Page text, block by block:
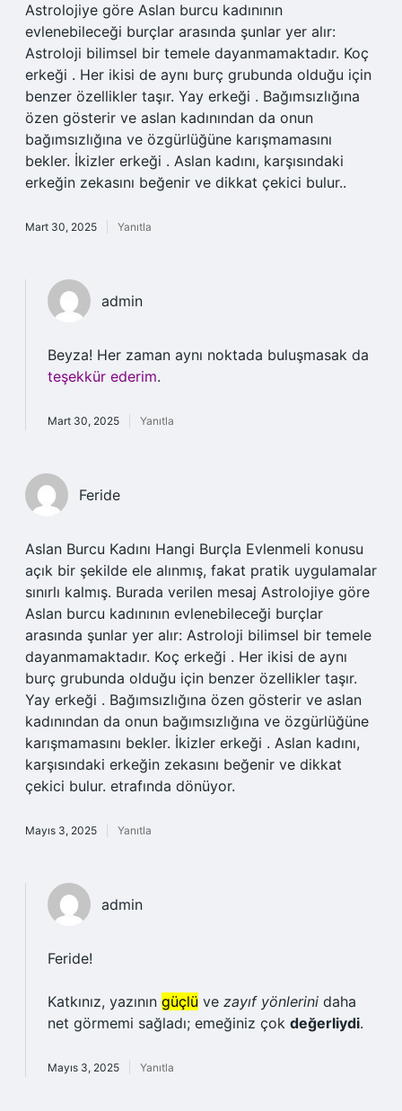
Astrolojiye göre Aslan burcu kadınının
evlenebileceği burçlar arasında şunlar yer alır:
Astroloji bilimsel bir temele dayanmamaktadır. Koç
erkeği . Her ikisi de aynı burç grubunda olduğu için
benzer özellikler taşır. Yay erkeği . Bağımsızlığına
özen gösterir ve aslan kadınından da onun
bağımsızlığına ve özgürlüğüne karışmamasını
bekler. İkizler erkeği . Aslan kadını, karşısındaki
erkeğin zekasını beğenir ve dikkat çekici bulur..
Mart 30, 2025 Yanıtla
admin
Beyza! Her zaman aynı noktada buluşmasak da
teşekkür ederim.
Mart 30, 2025 Yanıtla
Feride
Aslan Burcu Kadını Hangi Burçla Evlenmeli konusu
açık bir şekilde ele alınmış, fakat pratik uygulamalar
sınırlı kalmış. Burada verilen mesaj Astrolojiye göre
Aslan burcu kadınının evlenebileceği burçlar
arasında şunlar yer alır: Astroloji bilimsel bir temele
dayanmamaktadır. Koç erkeği . Her ikisi de aynı
burç grubunda olduğu için benzer özellikler taşır.
Yay erkeği . Bağımsızlığına özen gösterir ve aslan
kadınından da onun bağımsızlığına ve özgürlüğüne
karışmamasını bekler. İkizler erkeği . Aslan kadını,
karşısındaki erkeğin zekasını beğenir ve dikkat
çekici bulur. etrafında dönüyor.
Mayıs 3, 2025 Yanıtla
admin
Feride!
Katkınız, yazının güçlü ve zayıf yönlerini daha
net görmemi sağladı; emeğiniz çok değerliydi.
Mayıs 3, 2025 Yanıtla